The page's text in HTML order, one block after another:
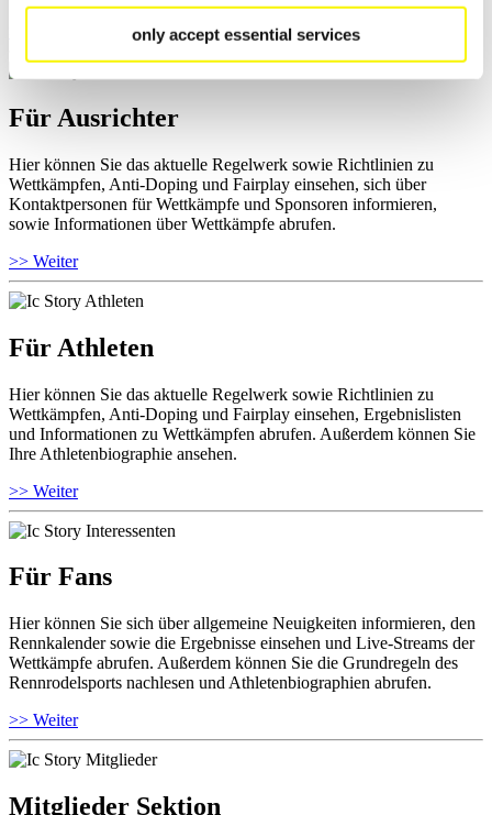
only accept essential services
Für Ausrichter
Hier können Sie das aktuelle Regelwerk sowie Richtlinien zu
Wettkämpfen, Anti-Doping und Fairplay einsehen, sich über
Kontaktpersonen für Wettkämpfe und Sponsoren informieren,
sowie Informationen über Wettkämpfe abrufen.
>> Weiter
Für Athleten
Hier können Sie das aktuelle Regelwerk sowie Richtlinien zu
Wettkämpfen, Anti-Doping und Fairplay einsehen, Ergebnislisten
und Informationen zu Wettkämpfen abrufen. Außerdem können Sie
Ihre Athletenbiographie ansehen.
>> Weiter
Für Fans
Hier können Sie sich über allgemeine Neuigkeiten informieren, den
Rennkalender sowie die Ergebnisse einsehen und Live-Streams der
Wettkämpfe abrufen. Außerdem können Sie die Grundregeln des
Rennrodelsports nachlesen und Athletenbiographien abrufen.
>> Weiter
Mitglieder Sektion